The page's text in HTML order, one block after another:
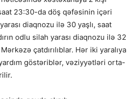
23:30-da döş qəfəsinin içəri
diaqnozu ilə 30 yaşlı, saat
odlu silah yarası diaqnozu ilə 32
çatdırılıblar. Hər iki yaralıya
göstəriblər, vəziyyətləri orta-